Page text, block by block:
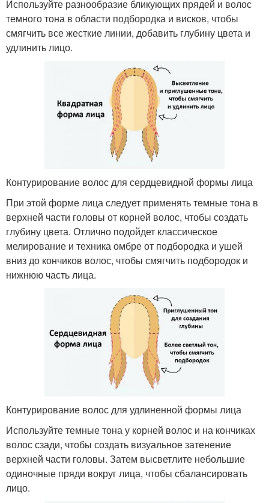
Используйте разнообразие бликующих прядей и волос
темного тона в области подбородка и висков, чтобы
смягчить все жесткие линии, добавить глубину цвета и
удлинить лицо.
Контурирование волос для сердцевидной формы лица
При этой форме лица следует применять темные тона в
верхней части головы от корней волос, чтобы создать
глубину цвета. Отлично подойдет классическое
мелирование и техника омбре от подбородка и ушей
вниз до кончиков волос, чтобы смягчить подбородок и
нижнюю часть лица.
Контурирование волос для удлиненной формы лица
Используйте темные тона у корней волос и на кончиках
волос сзади, чтобы создать визуальное затенение
верхней части головы. Затем высветлите небольшие
одиночные пряди вокруг лица, чтобы сбалансировать
лицо.